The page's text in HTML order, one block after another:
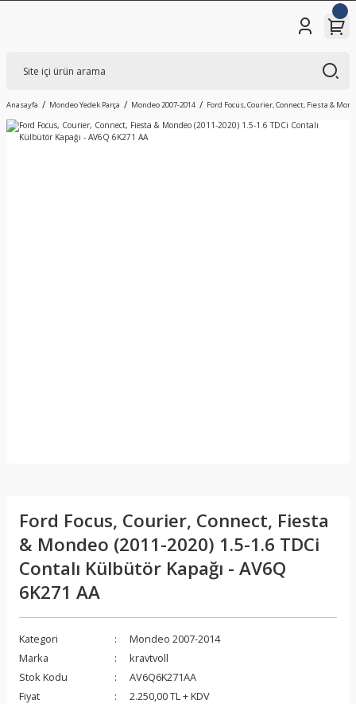
Anasayfa Mondeo Yedek Parça Mondeo 2007-2014 Ford Focus, Courier, Connect, Fiesta &
Ford Focus, Courier, Connect, Fiesta
& Mondeo (2011-2020) 1.5-1.6 TDCi
Contalı Külbütör Kapağı - AV6Q
6K271 AA
Kategori
Mondeo 2007-2014
Marka
kravtvoll
Stok Kodu
AV6Q6K271AA
Fiyat
2.250,00 TL + KDV